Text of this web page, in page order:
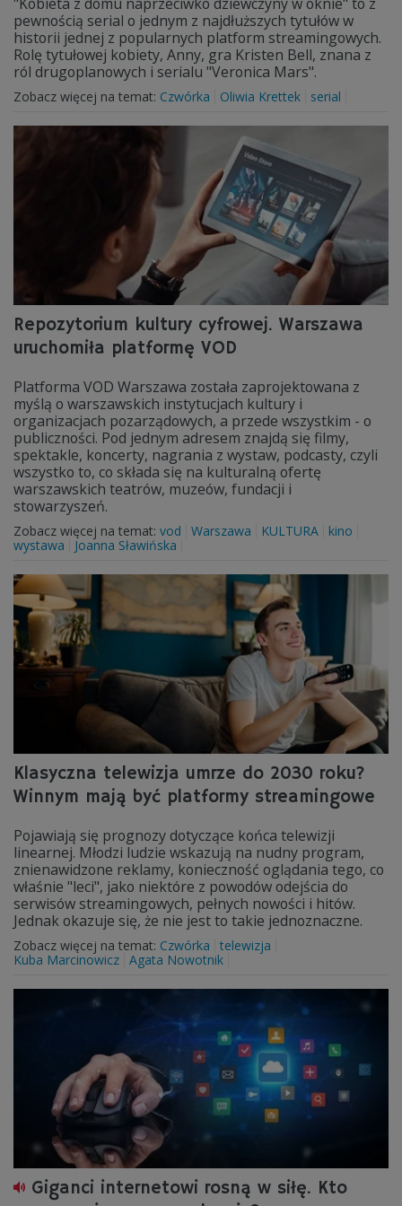
pewnością serial o jednym z najdłuższych tytułów w
historii jednej z popularnych platform streamingowych.
Rolę tytułowej kobiety, Anny, gra Kristen Bell, znana z
ról drugoplanowych i serialu "Veronica Mars".
Zobacz więcej na temat: Czwórka Oliwia Krettek serial
Repozytorium kultury cyfrowej. Warszawa
uruchomiła platformę VOD
Platforma VOD Warszawa została zaprojektowana z
myślą o warszawskich instytucjach kultury i
organizacjach pozarządowych, a przede wszystkim - o
publiczności. Pod jednym adresem znajdą się filmy,
spektakle, koncerty, nagrania z wystaw, podcasty, czyli
wszystko to, co składa się na kulturalną ofertę
warszawskich teatrów, muzeów, fundacji i
stowarzyszeń.
Zobacz więcej na temat: vod Warszawa KULTURA
kino
wystawa
Joanna Sławińska
Klasyczna telewizja umrze do 2030 roku?
Winnym mają być platformy streamingowe
Pojawiają się prognozy dotyczące końca telewizji
linearnej. Młodzi ludzie wskazują na nudny program,
znienawidzone reklamy, konieczność oglądania tego, co
właśnie "leci", jako niektóre z powodów odejścia do
serwisów streamingowych, pełnych nowości i hitów.
Jednak okazuje się, że nie jest to takie jednoznaczne.
Zobacz więcej na temat: Czwórka
telewizja
Kuba Marcinowicz Agata Nowotnik
Giganci internetowi rosną w siłę. Kto